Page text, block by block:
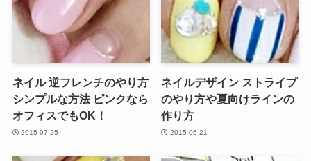
ネイル 逆フレンチのやり方
シンプルな方法 ピンクなら
オフィスでもOK！
2015-07-25
ネイルデザイン ストライプ
のやり方や夏向けラインの
作り方
2015-06-21